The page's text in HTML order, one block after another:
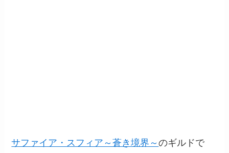
サファイア・スフィア～蒼き境界～のギルドで